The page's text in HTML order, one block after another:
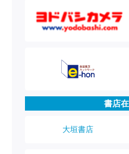
書店
大垣書店